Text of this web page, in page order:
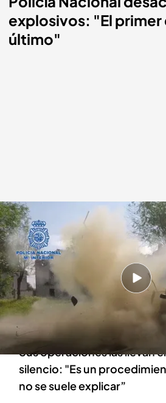
explosivos: "El primer
último"
Así se preparan los TEDAX de la Policía
IMAGEN: Fede Cubas
Redacción digital Noticias Cuatro
20 MAR 2025 - 18:13h.
Los TEDAX intervienen ante
artefactos explosivos,
agente NRBQ
Sus operaciones las llevan
silencio: "Es un
no se suele explicar”